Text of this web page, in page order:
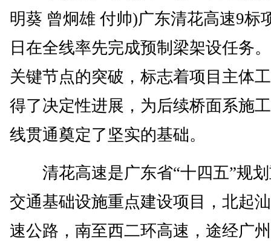
明葵 曾炯雄 付帅)广东清花高速9标
日在全线率先完成预制梁架设任务
关键节点的突破，标志着项目主体
得了决定性进展，为后续桥面系施
线贯通奠定了坚实的基础。
清花高速是广东省“十四五”规划
交通基础设施重点建设项目，北起
速公路，南至西二环高速，途经广